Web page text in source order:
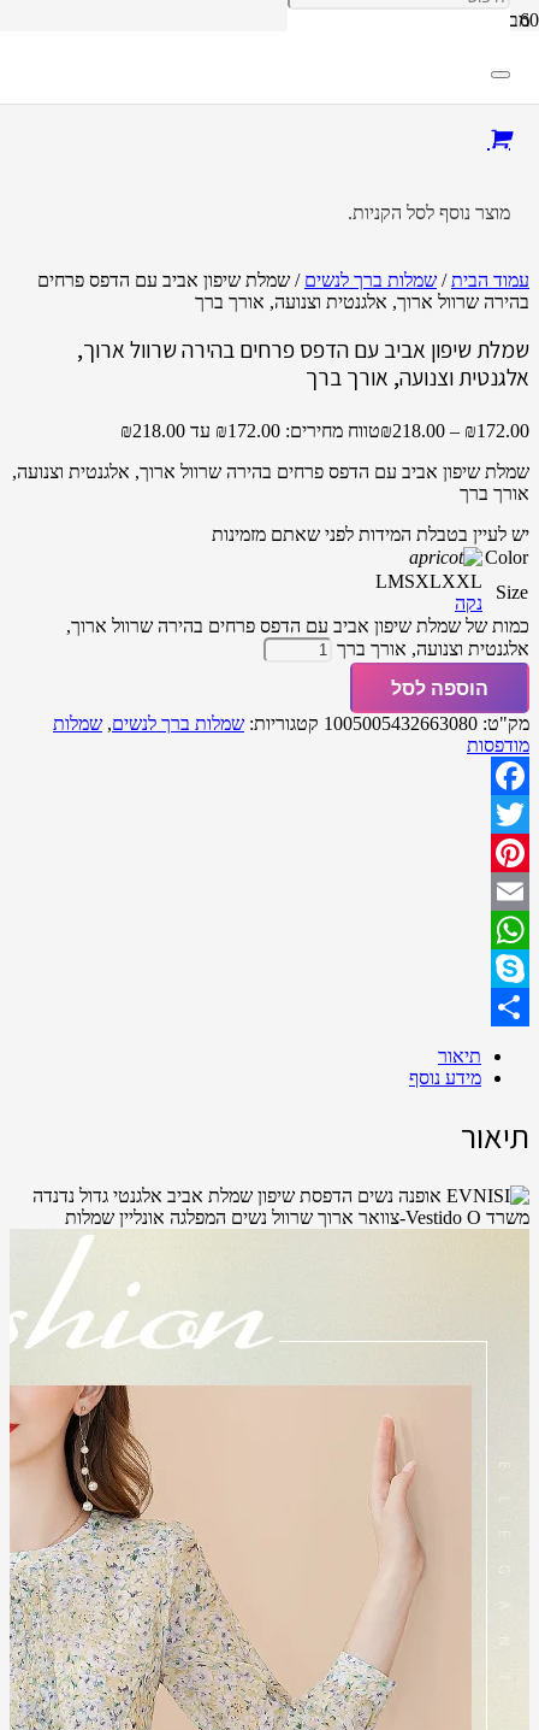
מוצר נוסף לסל הקניות.
מבצע!
עמוד הבית/ שמלות ברך לנשים / שמלת שיפון אביב עם הדפס פרחים
בהירה שרוול ארוך, אלגנטית וצנועה, אורך ברך
שמלת שיפון אביב עם הדפס פרחים בהירה שרוול ארוך,
אלגנטית וצנועה, אורך ברך
₪172.00
–
₪218.00
טווח מחירים: ⁦₪172.00⁩ עד ⁦₪218.00⁩
שמלת שיפון אביב עם הדפס פרחים בהירה שרוול ארוך, אלגנטית וצנועה,
אורך ברך
יש לעיין בטבלת המידות לפני שאתם מזמינות
Color
Size
LMSXLXXL
נקה
כמות של שמלת שיפון אביב עם הדפס פרחים בהירה שרוול ארוך,
אלגנטית וצנועה, אורך ברך
הוספה לסל
מק"ט: 1005005432663080 קטגוריות: שמלות ברך לנשים, שמלות
מודפסות
Facebook
Twitter
Pinterest
Email
WhatsApp
Skype
תיאור
מידע נוסף
תיאור